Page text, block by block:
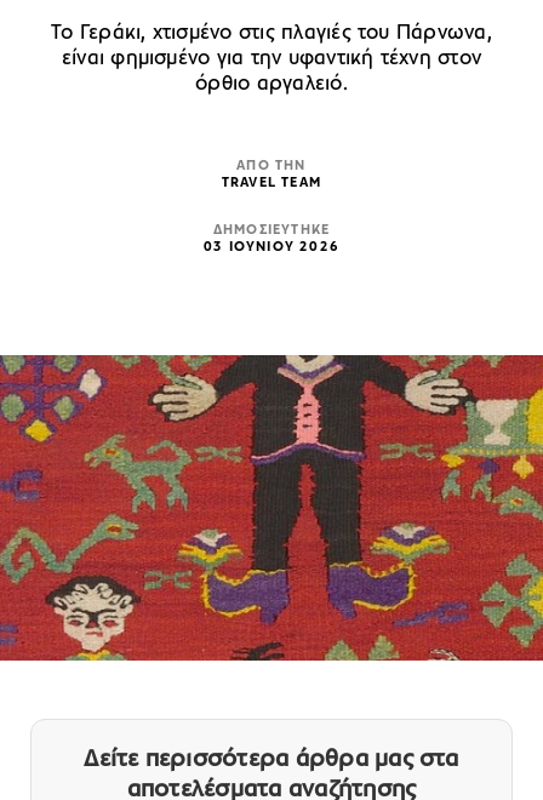
Το Γεράκι, χτισμένο στις πλαγιές του Πάρνωνα,
είναι φημισμένο για την υφαντική τέχνη στον
όρθιο αργαλειό.
ΑΠΟ ΤΗΝ
TRAVEL TEAM
ΔΗΜΟΣΙΕΥΤΗΚΕ
03 ΙΟΥΝΙΟΥ 2026
Δείτε περισσότερα άρθρα μαςστα
αποτελέσματα αναζήτησης